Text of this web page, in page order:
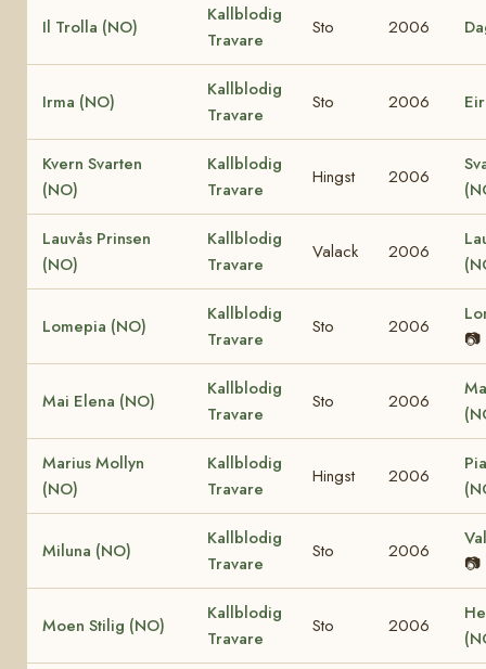
Il Trolla (NO)
Kallblodig
Travare
Sto 2006
Irma (NO)
Kallblodig
Travare
Sto 2006
Kvern Svarten
(NO)
Kallblodig
Travare
Hingst 2006
Lauvås Prinsen
(NO)
Kallblodig
Travare
Valack 2006
Lomepia (NO)
Kallblodig
Travare
Sto 2006
📷
Mai Elena (NO)
Kallblodig
Travare
Sto 2006
Marius Mollyn
(NO)
Kallblodig
Travare
Hingst 2006
Miluna (NO)
Kallblodig
Travare
Sto 2006
📷
Moen Stilig (NO)
Kallblodig
Travare
Sto 2006